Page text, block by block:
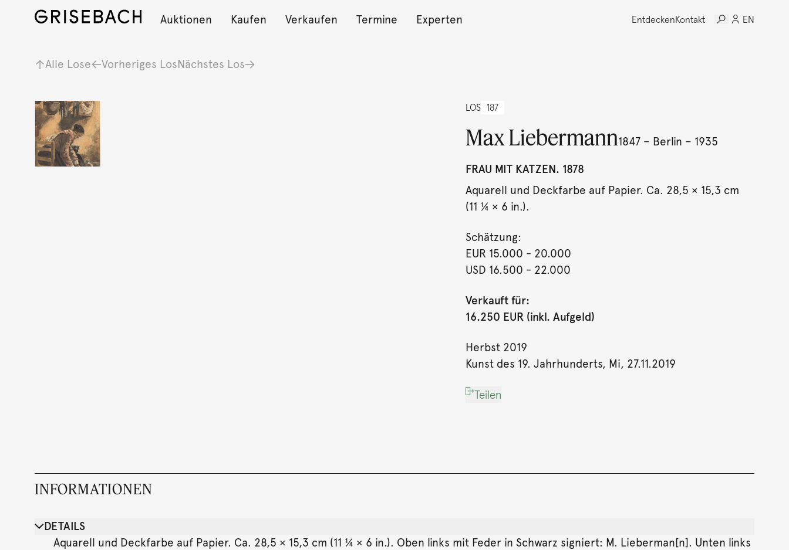
Auktionen Kaufen Verkaufen Termine Experten EntdeckenKontakt EN
Alle Lose Vorheriges LosNächstes Los
LOS 187
Max Liebermann1847 – Berlin – 1935
FRAU MIT KATZEN. 1878
Aquarell und Deckfarbe auf Papier. Ca. 28,5 × 15,3 cm
(11 ¼ × 6 in.).
Schätzung:
EUR 15.000 - 20.000
USD 16.500 - 22.000
Verkauft für:
16.250 EUR (inkl. Aufgeld)
Herbst 2019
Kunst des 19. Jahrhunderts, Mi, 27.11.2019
Teilen
INFORMATIONEN
DETAILS
Aquarell und Deckfarbe auf Papier. Ca. 28,5 × 15,3 cm (11 ¼ × 6 in.). Oben links mit Feder in Schwarz signiert: M. Lieberman[n]. Unten links